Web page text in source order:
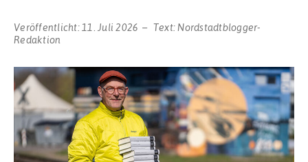
Veröffentlicht: 11. Juli 2026 Text: Nordstadtblogger-
Redaktion